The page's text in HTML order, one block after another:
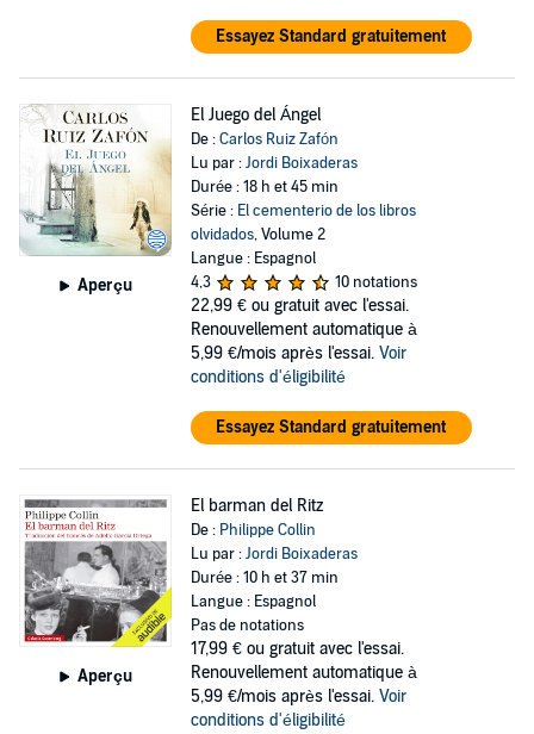
Essayez Standard gratuitement
Aperçu
El Juego del Ángel
De :Carlos Ruiz Zafón
Lu par :Jordi Boixaderas
Durée : 18 h et 45 min
Série : El cementerio de los libros
olvidados, Volume 2
Langue : Espagnol
4,3
10 notations
22,99 € ou gratuit avec l'essai.
Renouvellement automatique à
5,99 €/mois après l'essai. Voir
conditions d'éligibilité
Essayez Standard gratuitement
Aperçu
El barman del Ritz
De : Philippe Collin
Lu par :Jordi Boixaderas
Durée : 10 h et 37 min
Langue : Espagnol
Pas de notations
17,99 € ou gratuit avec l'essai.
Renouvellement automatique à
5,99 €/mois après l'essai. Voir
conditions d'éligibilité